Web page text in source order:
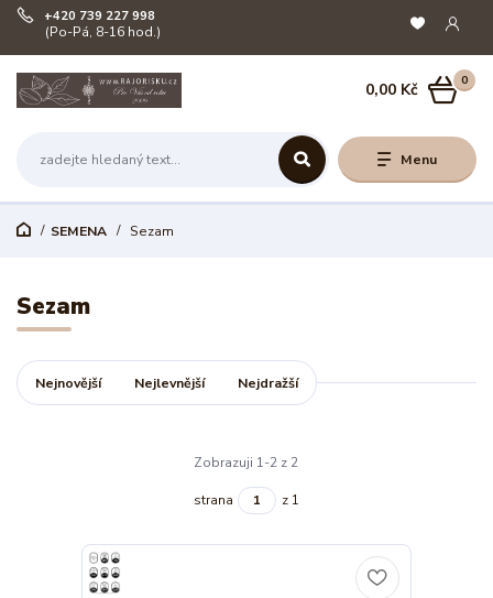
Menu
+420 739 227 998
(Po-Pá, 8-16 hod.)
0
0,00 Kč
SEMENA Sezam
Sezam
Nejnovější Nejlevnější Nejdražší
Zobrazuji 1-2 z 2
strana z 1